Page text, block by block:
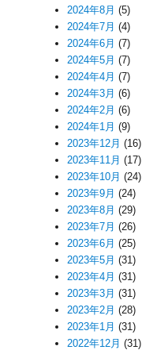
2024年8月 (5)
2024年7月 (4)
2024年6月 (7)
2024年5月 (7)
2024年4月 (7)
2024年3月 (6)
2024年2月 (6)
2024年1月 (9)
2023年12月 (16)
2023年11月 (17)
2023年10月 (24)
2023年9月 (24)
2023年8月 (29)
2023年7月 (26)
2023年6月 (25)
2023年5月 (31)
2023年4月 (31)
2023年3月 (31)
2023年2月 (28)
2023年1月 (31)
2022年12月 (31)